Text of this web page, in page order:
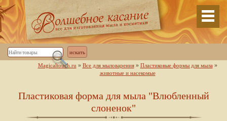
Magicaltouch.ru » Все для мыловарения» Пластиковые формы для мыла»
животные и насекомые
Пластиковая форма для мыла "Влюбленный
слоненок"